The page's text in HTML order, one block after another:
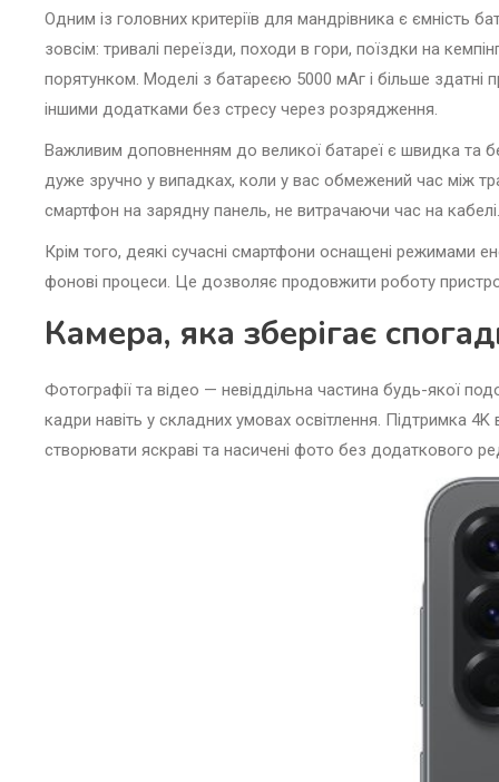
Одним із головних критеріїв для мандрівника є ємність
зовсім: тривалі переїзди, походи в гори, поїздки на
порятунком. Моделі з батареєю 5000 мАг і більше
іншими додатками без стресу через розрядження.
Важливим доповненням до великої батареї є швидка та
дуже зручно у випадках, коли у вас обмежений час між
смартфон на зарядну панель, не витрачаючи час на кабелі.
Крім того, деякі сучасні смартфони оснащені
фонові процеси. Це дозволяє продовжити роботу
Камера, яка зберігає
Фотографії та відео — невіддільна частина будь-якої
кадри навіть у складних умовах освітлення. Підтримка
створювати яскраві та насичені фото без додаткового